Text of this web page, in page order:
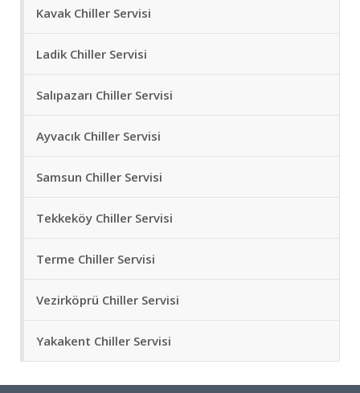
Kavak Chiller Servisi
Ladik Chiller Servisi
Salıpazarı Chiller Servisi
Ayvacık Chiller Servisi
Samsun Chiller Servisi
Tekkeköy Chiller Servisi
Terme Chiller Servisi
Vezirköprü Chiller Servisi
Yakakent Chiller Servisi